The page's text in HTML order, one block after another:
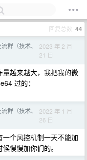
回复总数 44
群（技术、
2023 年 2 月
21 日
越来越大，我把我的微
过的：
群（技术、
2022 年 1 月
26 日
个风控机制一天不能加
慢慢加你们的。